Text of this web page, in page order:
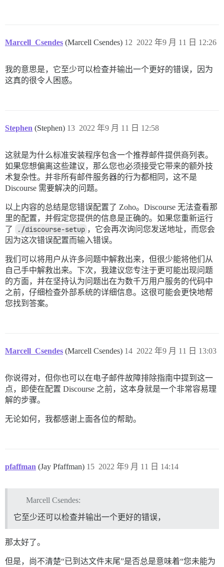
## see https://meta.discourse.org/t/14857 for
#DISCOURSE_CDN_URL: https://discourse-
## The maxmind geolocation IP address key for IP
## see https://meta.discourse.org/t/-/137387/23
  #DISCOURSE_MAXMIND_LICENSE_KEY: 1234567890123456
      guest: /shared
      guest: /var/log
## Plugins go here
## see https://meta.discourse.org/t/19157 for details
hooks:
  after_code:
    - exec:
        cd: $home/plugins
        cmd:
- git clone https://github.com/discourse/
- git clone https://github.com/discourse/
- git clone https://github.com/discourse/
- git clone https://github.com/discourse/
- git clone https://github.com/discourse/
- git clone https://github.com/discourse/
## Any custom commands to run after building
## After getting the first signup email, re-
#- exec: rails r
Marcell_Csendes (Marcell Csendes) 2022 年9 月 11 日 12:26
12
我的意思是，它至少可以检查并输出一个更好的错误，因为
这真的很令人困惑。
Stephen (Stephen) 2022 年9 月 11 日 12:58
13
这就是为什么标准安装程序包含一个推荐邮件提供商列表。
如果您想偏离这些建议，那么您也必须接受它带来的额外技
术复杂性。并非所有邮件服务器的行为都相同，这不是
Discourse 需要解决的问题。
以上内容的总结是您错误配置了 Zoho。Discourse 无法查看那
里的配置，并假定您提供的信息是正确的。如果您重新运行
了
./discourse-setup ，它会再次询问您发送地址，而您会
因为这次错误配置而输入错误。
我们可以将用户从许多问题中解救出来，但很少能将他们从
自己手中解救出来。下次，我建议您专注于更可能出现问题
的方面，并在坚持认为问题出在为数千万用户服务的代码中
之前，仔细检查外部系统的详细信息。这很可能会更快地帮
您找到答案。
Marcell_Csendes (Marcell Csendes) 2022 年9 月 11 日 13:03
14
你说得对，但你也可以在电子邮件故障排除指南中提到这一
点，即使在配置 Discourse 之前，这本身就是一个非常容易理
解的步骤。
无论如何，我都感谢上面各位的帮助。
pfaffman (Jay Pfaffman) 2022 年9 月 11 日 14:14
15
Marcell Csendes:
它至少还可以检查并输出一个更好的错误，
那太好了。
但是，尚不清楚“已到达文件末尾”是否总是意味着“您未能为